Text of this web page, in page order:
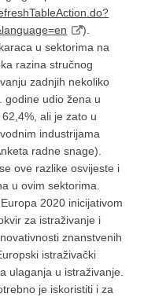
).
u sektorima na
razina stručnog
zadnjih nekoliko
godine udio žena u
ali je zato u
industrijama
radne snage).
ove razlike osvijeste i
u ovim sektorima.
2020 inicijativom
za istraživanje i
znanstvenih
istraživački
ulaganja u istraživanje.
je iskoristiti i za